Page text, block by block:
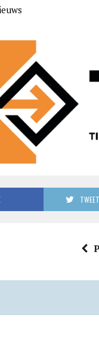
TWEET